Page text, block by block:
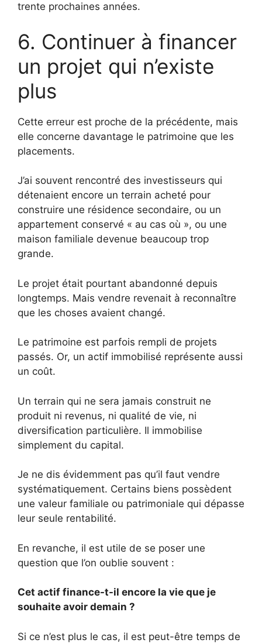
trente prochaines années.
6. Continuer à financer
un projet qui n’existe
plus
Cette erreur est proche de la précédente, mais
elle concerne davantage le patrimoine que les
placements.
J’ai souvent rencontré des investisseurs qui
détenaient encore un terrain acheté pour
construire une résidence secondaire, ou un
appartement conservé « au cas où », ou une
maison familiale devenue beaucoup trop
grande.
Le projet était pourtant abandonné depuis
longtemps. Mais vendre revenait à reconnaître
que les choses avaient changé.
Le patrimoine est parfois rempli de projets
passés. Or, un actif immobilisé représente aussi
un coût.
Un terrain qui ne sera jamais construit ne
produit ni revenus, ni qualité de vie, ni
diversification particulière. Il immobilise
simplement du capital.
Je ne dis évidemment pas qu’il faut vendre
systématiquement. Certains biens possèdent
une valeur familiale ou patrimoniale qui dépasse
leur seule rentabilité.
En revanche, il est utile de se poser une
question que l’on oublie souvent :
Cet actif finance-t-il encore la vie que je
souhaite avoir demain ?
Si ce n’est plus le cas, il est peut-être temps de